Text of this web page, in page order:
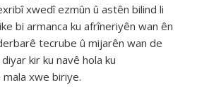
xwedî ezmûn û astên bilind li
bi armanca ku afrîneriyên wan ên
tecrube û mijarên wan de
kir ku navê hola ku
xwe biriye.